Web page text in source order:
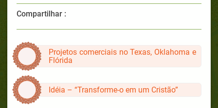
Compartilhar :
Projetos comerciais no Texas, Oklahoma e
Flórida
Idéia – “Transforme-o em um Cristão”